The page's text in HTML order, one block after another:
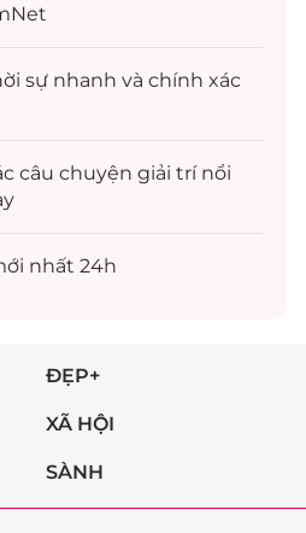
sự nhanh và chính xác
câu chuyện giải trínổi
nhất 24h
ĐẸP+
XÃ HỘI
SÀNH